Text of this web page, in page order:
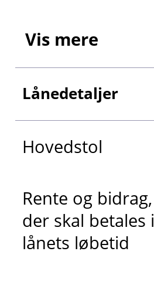
Vis mere
Lånedetaljer
Hovedstol
Rente og bidrag,
der skal betales i
lånets løbetid